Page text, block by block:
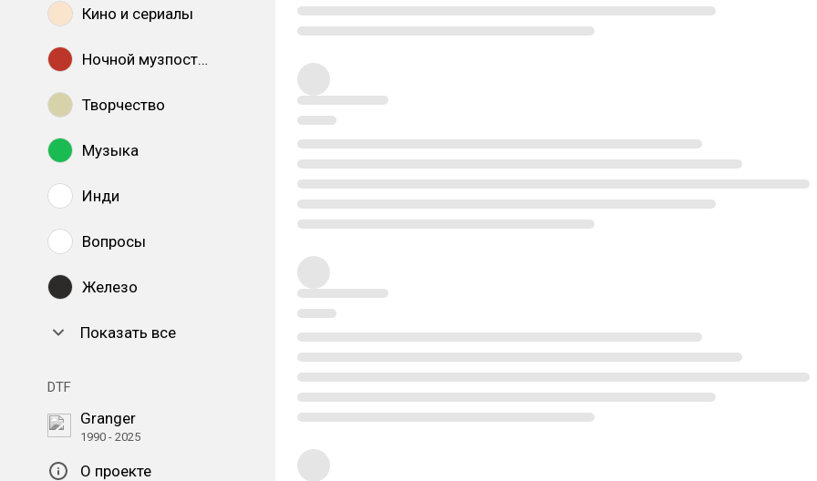
Кино и сериалы
Ночной музпостинг
Творчество
Музыка
Инди
Вопросы
Железо
Показать все
DTF
Granger
1990 - 2025
О проекте